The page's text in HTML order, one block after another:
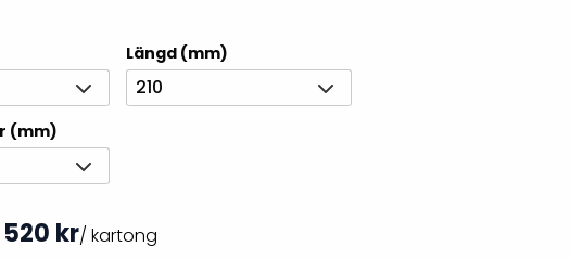
Tillbehör tablets
Tillbehör truckdatorer
Rondering och verifiering
Längd (mm)
210
(mm)
520 kr/ kartong